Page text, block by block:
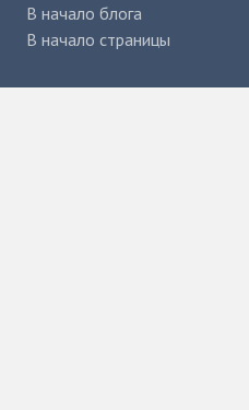
В начало блога
В начало страницы